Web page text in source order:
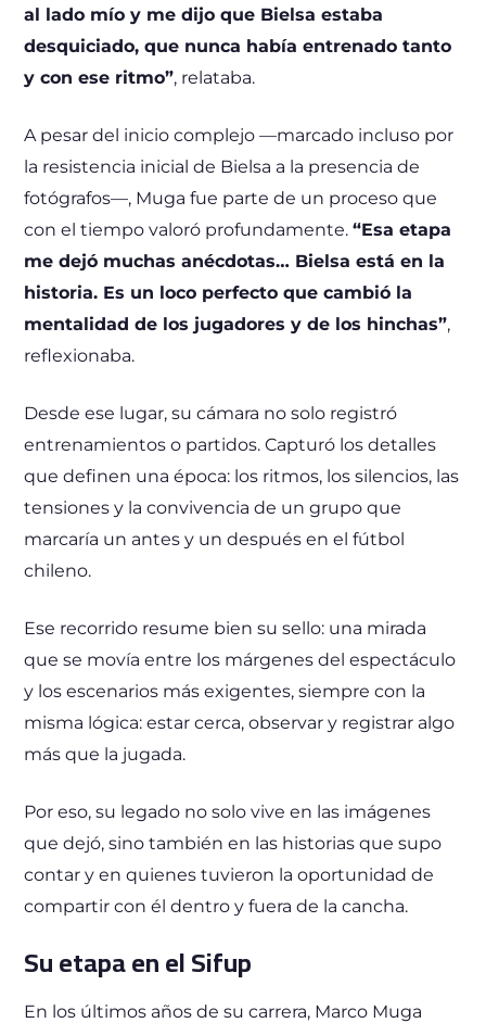
al lado mío y me dijo que Bielsa estaba
desquiciado, que nunca había entrenado tanto
y con ese ritmo”, relataba.
A pesar del inicio complejo —marcado incluso por
la resistencia inicial de Bielsa a la presencia de
fotógrafos—, Muga fue parte de un proceso que
con el tiempo valoró profundamente.“Esa etapa
me dejó muchas anécdotas… Bielsa está en la
historia. Es un loco perfecto que cambió la
mentalidad de los jugadores y de los hinchas”,
reflexionaba.
Desde ese lugar, su cámara no solo registró
entrenamientos o partidos. Capturó los detalles
que definen una época: los ritmos, los silencios, las
tensiones y la convivencia de un grupo que
marcaría un antes y un después en el fútbol
chileno.
Ese recorrido resume bien su sello: una mirada
que se movía entre los márgenes del espectáculo
y los escenarios más exigentes, siempre con la
misma lógica: estar cerca, observar y registrar algo
más que la jugada.
Por eso, su legado no solo vive en las imágenes
que dejó, sino también en las historias que supo
contar y en quienes tuvieron la oportunidad de
compartir con él dentro y fuera de la cancha.
Su etapa en el Sifup
En los últimos años de su carrera, Marco Muga